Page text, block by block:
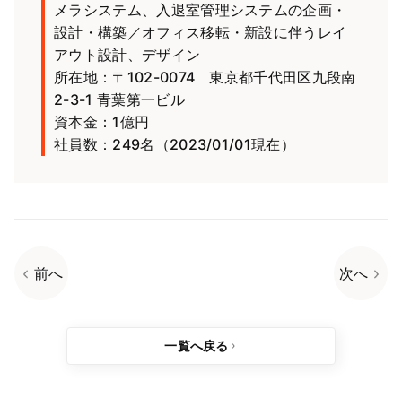
メラシステム、入退室管理システムの企画・
設計・構築／オフィス移転・新設に伴うレイ
アウト設計、デザイン
所在地：〒102-0074 東京都千代田区九段南
2-3-1 青葉第一ビル
資本金：1億円
社員数：249名（2023/01/01現在）
前へ 次へ
一覧へ戻る